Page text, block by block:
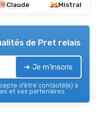
Claude Mistral
de Pret relais
➔ Je m'inscris
d’être contacté(e) à
et ses partenaires.